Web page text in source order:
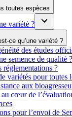
toutes espèces
variété ?
ce qu’une variété ?
des études
semence de qualité ?
réglementations ?
variétés pour toutes
aux
cœur de
pour l’envoi de